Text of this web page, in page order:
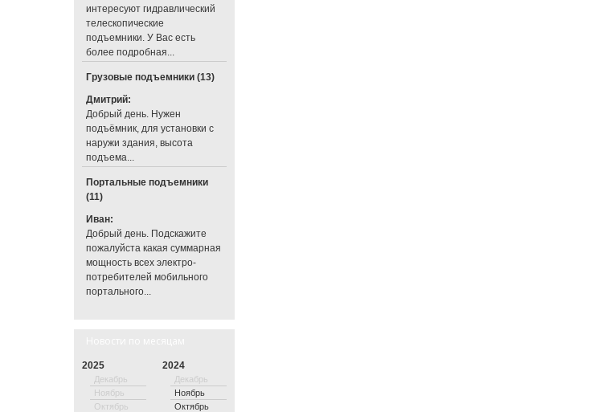
интересуют гидравлический
телескопические
подъемники. У Вас есть
более подробная...
Грузовые подъемники (13)
Дмитрий:
Добрый день. Нужен
подъёмник, для установки с
наружи здания, высота
подъема...
Портальные подъемники
(11)
Иван:
Добрый день. Подскажите
пожалуйста какая суммарная
мощность всех электро-
потребителей мобильного
портального...
2025
Декабрь
Ноябрь
Октябрь
2024
Декабрь
Ноябрь
Октябрь